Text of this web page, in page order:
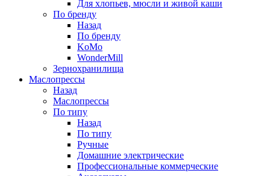
Для хлопьев, мюсли и живой каши
По бренду
Назад
По бренду
KoMo
WonderMill
Зернохранилища
Маслопрессы
Назад
Маслопрессы
По типу
Назад
По типу
Ручные
Домашние электрические
Профессиональные коммерческие